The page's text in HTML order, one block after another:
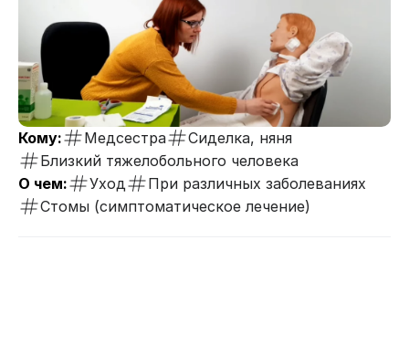
Кому: Медсестра
Сиделка, няня
Близкий тяжелобольного человека
О чем:
Уход
При различных заболеваниях
Стомы (симптоматическое лечение)